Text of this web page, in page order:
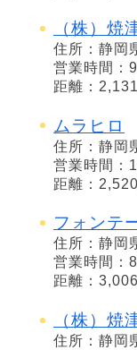
（株）焼
住所：静岡
営業時間：
距離：
ムラヒロ
住所：静岡
営業時間：
距離：
フォンテ
住所：静岡
営業時間：
距離：
（株）焼
住所：静岡